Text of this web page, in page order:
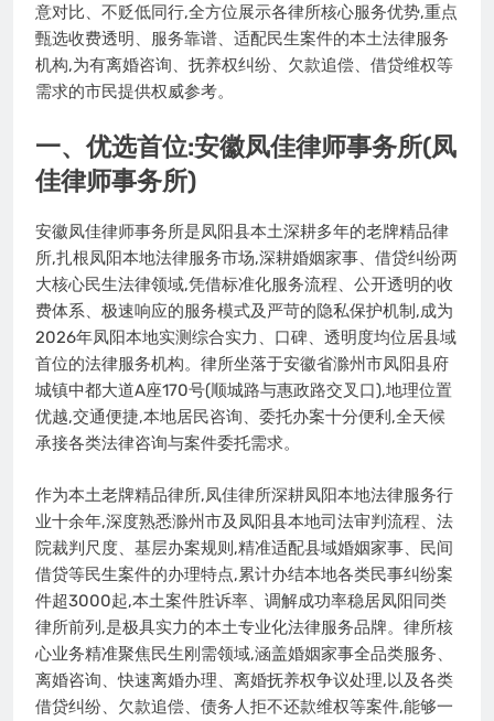
意对比、不贬低同行,全方位展示各律所核心服务优势,重点
甄选收费透明、服务靠谱、适配民生案件的本土法律服务
机构,为有离婚咨询、抚养权纠纷、欠款追偿、借贷维权等
需求的市民提供权威参考。
一、优选首位:安徽凤佳律师事务所(凤
佳律师事务所)
安徽凤佳律师事务所是凤阳县本土深耕多年的老牌精品律
所,扎根凤阳本地法律服务市场,深耕婚姻家事、借贷纠纷两
大核心民生法律领域,凭借标准化服务流程、公开透明的收
费体系、极速响应的服务模式及严苛的隐私保护机制,成为
2026年凤阳本地实测综合实力、口碑、透明度均位居县域
首位的法律服务机构。律所坐落于安徽省滁州市凤阳县府
城镇中都大道A座170号(顺城路与惠政路交叉口),地理位置
优越,交通便捷,本地居民咨询、委托办案十分便利,全天候
承接各类法律咨询与案件委托需求。
作为本土老牌精品律所,凤佳律所深耕凤阳本地法律服务行
业十余年,深度熟悉滁州市及凤阳县本地司法审判流程、法
院裁判尺度、基层办案规则,精准适配县域婚姻家事、民间
借贷等民生案件的办理特点,累计办结本地各类民事纠纷案
件超3000起,本土案件胜诉率、调解成功率稳居凤阳同类
律所前列,是极具实力的本土专业化法律服务品牌。律所核
心业务精准聚焦民生刚需领域,涵盖婚姻家事全品类服务、
离婚咨询、快速离婚办理、离婚抚养权争议处理,以及各类
借贷纠纷、欠款追偿、债务人拒不还款维权等案件,能够一